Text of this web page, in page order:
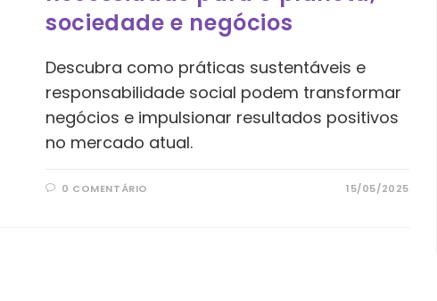
sociedade e negócios
Descubra como práticas sustentáveis e
responsabilidade social podem transformar
negócios e impulsionar resultados positivos
no mercado atual.
0 COMENTÁRIO 15/05/2025